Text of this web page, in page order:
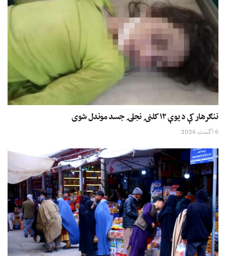
ننګرهار کې د یوې ۱۲ کلنۍ نجلۍ جسد موندل شوی
6 اگست 2026